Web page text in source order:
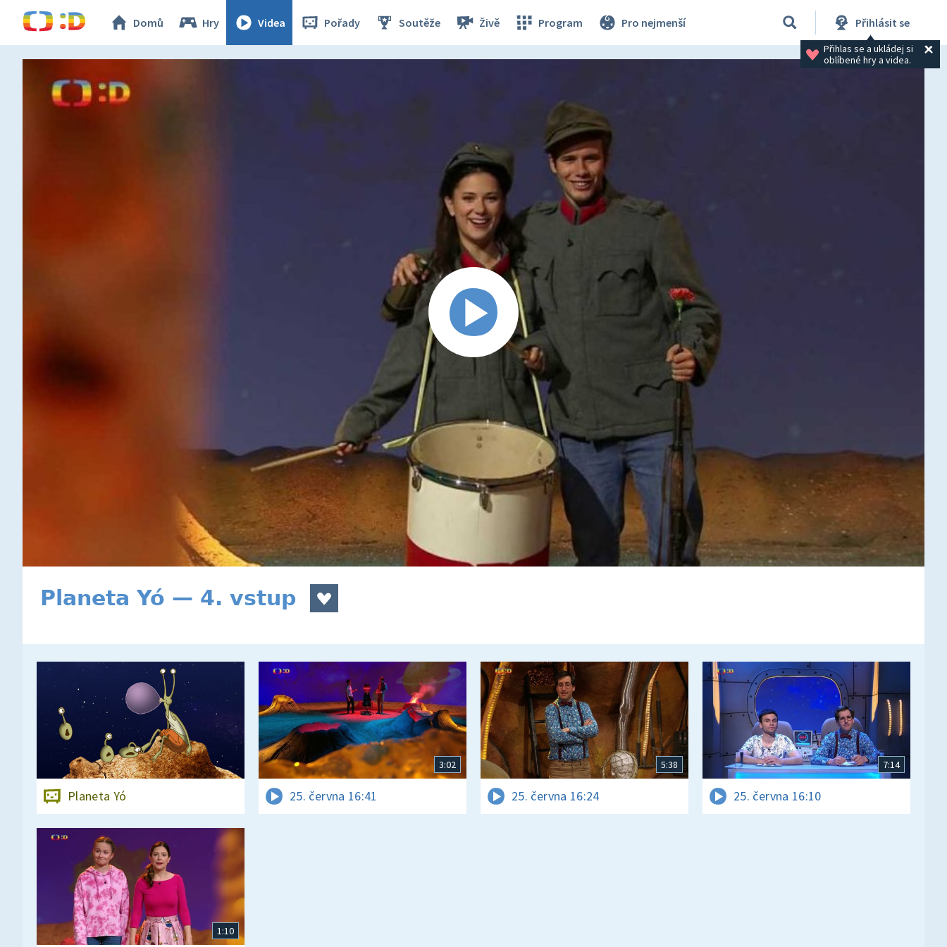
Domů Hry Videa Pořady Soutěže Živě Program Pro nejmenší Přihlásit se
Přihlas se a ukládej si
oblíbené hry a videa.
Planeta Yó — 4. vstup
Planeta Yó
3:02
25. června 16:41
5:38
25. června 16:24
7:14
25. června 16:10
1:10